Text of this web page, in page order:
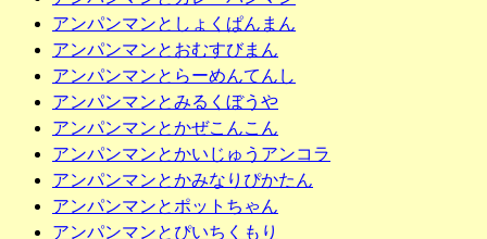
アンパンマンとしょくぱんまん
アンパンマンとおむすびまん
アンパンマンとらーめんてんし
アンパンマンとみるくぼうや
アンパンマンとかぜこんこん
アンパンマンとかいじゅうアンコラ
アンパンマンとかみなりぴかたん
アンパンマンとポットちゃん
アンパンマンとぴいちくもり